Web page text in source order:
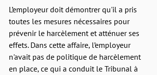
L’employeur doit démontrer qu'il a pris
toutes les mesures nécessaires pour
prévenir le harcèlement et atténuer ses
effets. Dans cette affaire, l’employeur
n'avait pas de politique de harcèlement
en place, ce qui a conduit le Tribunal à